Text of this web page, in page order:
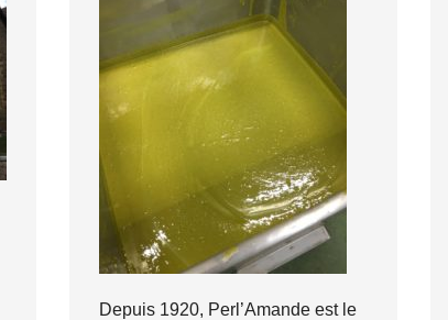
Depuis 1920, Perl’Amande est le